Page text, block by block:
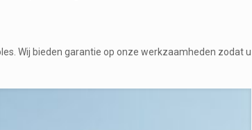
Wij bieden garantie op onze werkzaamheden zodat u